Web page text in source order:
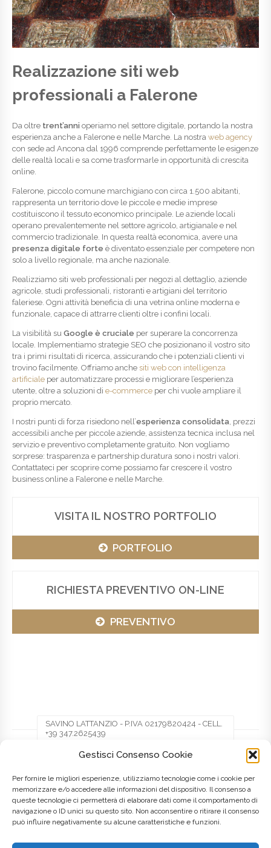
Gestisci Consenso Cookie
Per fornire le migliori esperienze, utilizziamo tecnologie come i cookie per
memorizzare e/o accedere alle informazioni del dispositivo. Il consenso a
queste tecnologie ci permetterà di elaborare dati come il comportamento di
navigazione o ID unici su questo sito. Non acconsentire o ritirare il consenso
può influire negativamente su alcune caratteristiche e funzioni.
Realizzazione siti web
professionali a Falerone
Da oltre trent’anni operiamo nel settore digitale, portando la nostra
esperienza anche a Falerone e nelle Marche. La nostra web agency
con sede ad Ancona dal 1996 comprende perfettamente le esigenze
delle realtà locali e sa come trasformarle in opportunità di crescita
online.
Falerone, piccolo comune marchigiano con circa 1.500 abitanti,
rappresenta un territorio dove le piccole e medie imprese
costituiscono il tessuto economico principale. Le aziende locali
operano prevalentemente nel settore agricolo, artigianale e nel
commercio tradizionale. In questa realtà economica, avere una
presenza digitale forte è diventato essenziale per competere non
solo a livello regionale, ma anche nazionale.
Realizziamo siti web professionali per negozi al dettaglio, aziende
agricole, studi professionali, ristoranti e artigiani del territorio
faleriese. Ogni attività beneficia di una vetrina online moderna e
funzionale, capace di attrarre clienti oltre i confini locali.
La visibilità su Google è cruciale per superare la concorrenza
locale. Implementiamo strategie SEO che posizionano il vostro sito
tra i primi risultati di ricerca, assicurando che i potenziali clienti vi
trovino facilmente. Offriamo anche siti web con intelligenza
artificiale per automatizzare processi e migliorare l’esperienza
utente, oltre a soluzioni di e-commerce per chi vuole ampliare il
proprio mercato.
I nostri punti di forza risiedono nell’esperienza consolidata, prezzi
accessibili anche per piccole aziende, assistenza tecnica inclusa nel
servizio e preventivo completamente gratuito. Non vogliamo
sorprese: trasparenza e partnership duratura sono i nostri valori.
Contattateci per scoprire come possiamo far crescere il vostro
business online a Falerone e nelle Marche.
VISITA IL NOSTRO PORTFOLIO
PORTFOLIO
RICHIESTA PREVENTIVO ON-LINE
PREVENTIVO
SAVINO LATTANZIO - P.IVA 02179820424 - CELL.
+39 347.2625439
Facebook Twitter Pinterest
LinkedIn
Posted on 8 Maggio 2016